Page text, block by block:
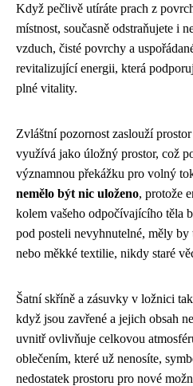
Když pečlivě utíráte prach z
místnost, současně odstraňujete i
vzduch, čisté povrchy a
revitalizující energii, která
plné vitality.
Zvláštní pozornost zaslouží
využívá jako úložný prostor, což
významnou překážku pro volný
nemělo být nic uloženo, protože
kolem vašeho odpočívajícího těla
pod posteli nevyhnutelné, měly
nebo měkké textilie, nikdy staré
Šatní skříně a zásuvky v ložnici
když jsou zavřené a jejich obsah
uvnitř ovlivňuje celkovou
oblečením, které už nenosíte,
nedostatek prostoru pro nové